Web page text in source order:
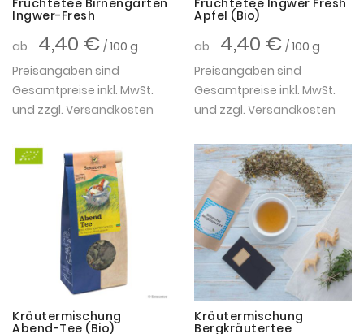
Ingwer-Fresh
ab
4,40 € / 100 g
Preisangaben sind
Gesamtpreise inkl. MwSt.
und zzgl. Versandkosten
Apfel (Bio)
ab
4,40 € / 100 g
Preisangaben sind
Gesamtpreise inkl. MwSt.
und zzgl. Versandkosten
Kräutermischung
Abend-Tee (Bio)
Kräutermischung
Bergkräutertee